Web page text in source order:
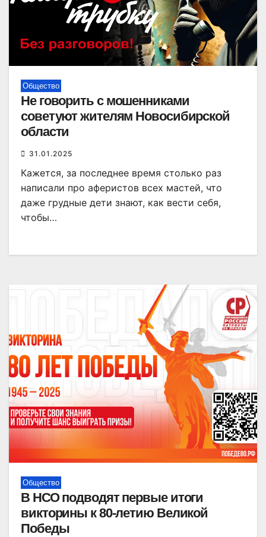
Общество
Не говорить с мошенниками
советуют жителям Новосибирской
области
31.01.2025
Кажется, за последнее время столько раз
написали про аферистов всех мастей, что
даже грудные дети знают, как вести себя,
чтобы…
Общество
В НСО подводят первые итоги
викторины к 80-летию Великой
Победы